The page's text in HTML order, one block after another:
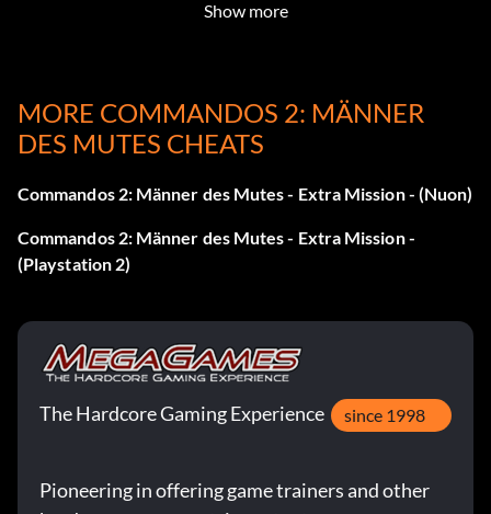
Stufe10 NORMAL 9TT5W : HART PAEN8 : SEHR HART
1LPQD
Verschiedene Cheats
'GONZOANDJON'. Drücken Sie dann einen der
folgenden Punkte:
Verschieben X Teleportieren
Show more
MORE COMMANDOS 2: MÄNNER
DES MUTES CHEATS
Commandos 2: Männer des Mutes - Extra Mission - (Nuon)
Commandos 2: Männer des Mutes - Extra Mission -
(Playstation 2)
The Hardcore Gaming Experience since 1998
Pioneering in offering game trainers and other